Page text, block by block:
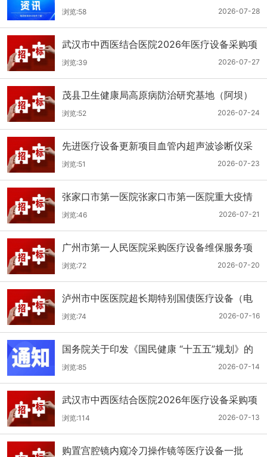
-27日）
2026-07-28
浏览:58
武汉市中西医结合医院2026年医疗设备采购项
目三十三公开招标公告
2026-07-27
浏览:39
茂县卫生健康局高原病防治研究基地（阿坝）
手术、急救及生命支持类医疗设备购置项目招
标公告
2026-07-24
浏览:52
先进医疗设备更新项目血管内超声波诊断仪采
购（三次）公开招标公告
2026-07-23
浏览:51
张家口市第一医院张家口市第一医院重大疫情
救治基地手术室及重症监护室医疗设备采购项
目更正公告
2026-07-21
浏览:46
广州市第一人民医院采购医疗设备维保服务项
目（2026年第1批）(二次)（项目编号：GZSY-
2026FW-06）采购更正公告
2026-07-20
浏览:72
泸州市中医医院超长期特别国债医疗设备（电
子胃肠镜系统）采购更正公告（第二次）2026-07-16
浏览:74
国务院关于印发《国民健康 “十五五”规划》的
通知
2026-07-14
浏览:85
武汉市中西医结合医院2026年医疗设备采购项
目四公开招标公告
2026-07-13
浏览:114
购置宫腔镜内窥冷刀操作镜等医疗设备一批